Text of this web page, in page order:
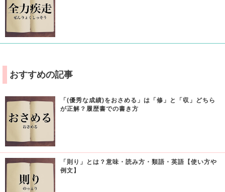
おすすめの記事
「(優秀な成績)をおさめる」は「修」と「収」どちら
が正解？履歴書での書き方
「則り」とは？意味・読み方・類語・英語【使い方や
例文】